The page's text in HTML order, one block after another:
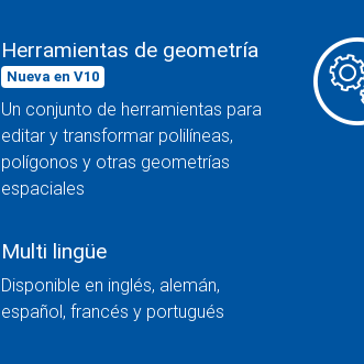
Herramientas de geometría
Nueva en V10
Un conjunto de herramientas para
editar y transformar polilíneas,
polígonos y otras geometrías
espaciales
Multi lingüe
Disponible en inglés, alemán,
español, francés y portugués